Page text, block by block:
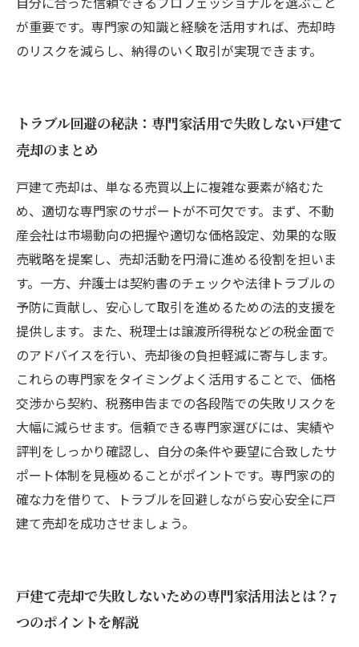
が重要です。専門家の知識と経験を活用すれば、売却時
のリスクを減らし、納得のいく取引が実現できます。
トラブル回避の秘訣：専門家活用で失敗しない戸建て
売却のまとめ
戸建て売却は、単なる売買以上に複雑な要素が絡むた
め、適切な専門家のサポートが不可欠です。まず、不動
産会社は市場動向の把握や適切な価格設定、効果的な販
売戦略を提案し、売却活動を円滑に進める役割を担いま
す。一方、弁護士は契約書のチェックや法律トラブルの
予防に貢献し、安心して取引を進めるための法的支援を
提供します。また、税理士は譲渡所得税などの税金面で
のアドバイスを行い、売却後の負担軽減に寄与します。
これらの専門家をタイミングよく活用することで、価格
交渉から契約、税務申告までの各段階での失敗リスクを
大幅に減らせます。信頼できる専門家選びには、実績や
評判をしっかり確認し、自分の条件や要望に合致したサ
ポート体制を見極めることがポイントです。専門家の的
確な力を借りて、トラブルを回避しながら安心安全に戸
建て売却を成功させましょう。
戸建て売却で失敗しないための専門家活用法とは？7
つのポイントを解説